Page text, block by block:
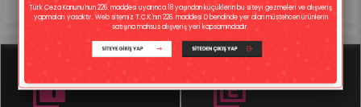
Türk Ceza Kanunu'nun 226. maddesi uyarınca 18 yaşından küçüklerin bu siteyi gezmeleri ve alışveriş
yapmaları yasaktır. Web sitemiz T.C.K.'nın 226. maddesi D bendinde yer alan müstehcen ürünlerin
satışına mahsus alışveriş yeri kapsamındadır.